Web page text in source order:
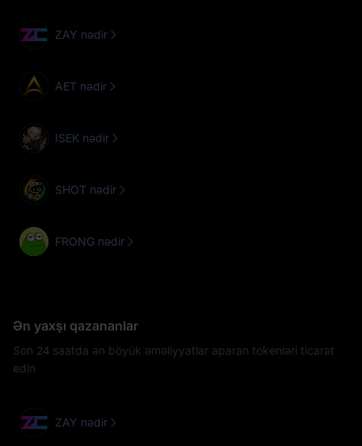
ZAY nədir
AET nədir
ISEK nədir
SHOT nədir
FRONG nədir
Ən yaxşı qazananlar
Son 24 saatda ən böyük əməliyyatlar aparan tokenləri ticarət
edin
ZAY nədir